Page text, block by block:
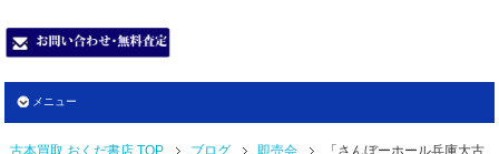
メニュー
古本買取 おくだ書店 TOP ブログ 即売会
「さんぼーホール兵庫大古